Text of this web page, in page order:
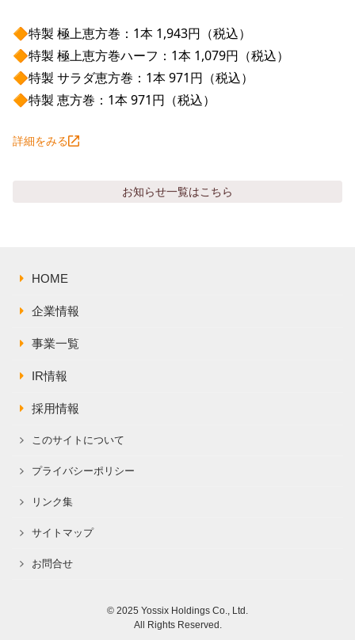
🔶特製 極上恵方巻：1本 1,943円（税込）
🔶特製 極上恵方巻ハーフ：1本 1,079円（税込）
🔶特製 サラダ恵方巻：1本 971円（税込）
🔶特製 恵方巻：1本 971円（税込）
詳細をみる
お知らせ一覧はこちら
HOME
企業情報
事業一覧
IR情報
採用情報
このサイトについて
プライバシーポリシー
リンク集
サイトマップ
お問合せ
© 2025 Yossix Holdings Co., Ltd.
All Rights Reserved.